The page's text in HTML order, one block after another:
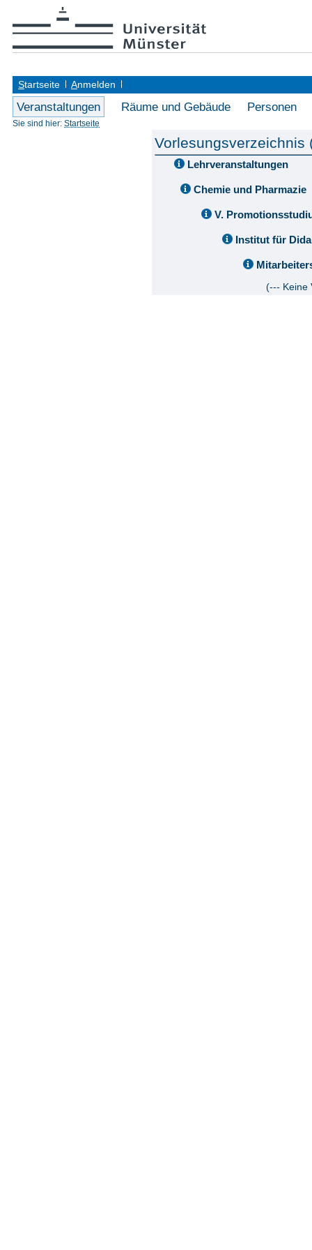
Startseite Anmelden
Veranstaltungen Räume und Gebäude Personen
Sie sind hier: Startseite
Vorlesungsverzeichnis
Lehrveranstaltungen
Chemie und Pharmazie
V.
Institut für
(--- Keine